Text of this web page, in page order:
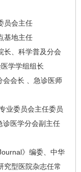
员会主任
基地主任
、科学普及分会
学学组组长
会长 、急诊医师
委员会主任委员
医学分会副主任
》编委、中华
究型医院杂志任常